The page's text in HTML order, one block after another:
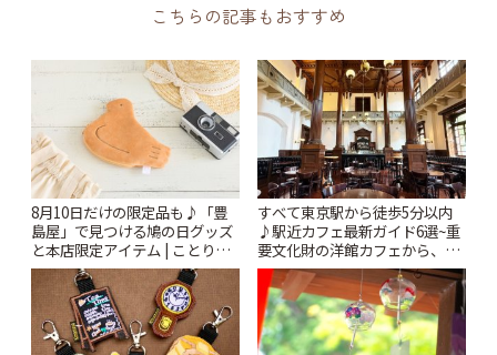
こちらの記事もおすすめ
8月10日だけの限定品も♪「豊
島屋」で見つける鳩の日グッズ
と本店限定アイテム | ことりっ
ぷ
すべて東京駅から徒歩5分以内
♪駅近カフェ最新ガイド6選~重
要文化財の洋館カフェから、改
札すぐのレトロ喫茶まで~ | こと
りっぷ